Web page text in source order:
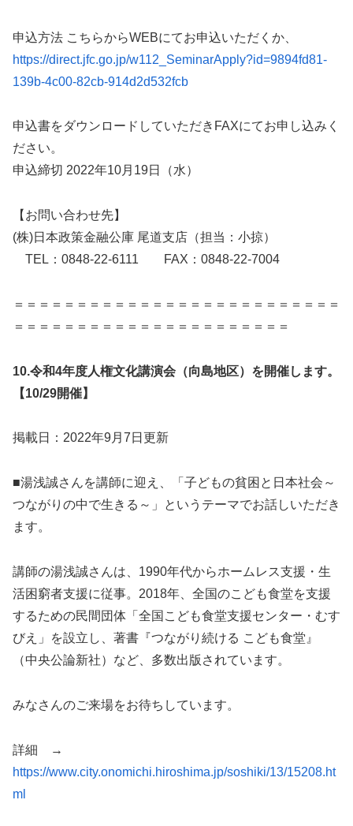
申込方法 こちらからWEBにてお申込いただくか、
https://direct.jfc.go.jp/w112_SeminarApply?id=9894fd81-
139b-4c00-82cb-914d2d532fcb
申込書をダウンロードしていただきFAXにてお申し込みく
ださい。
申込締切 2022年10月19日（水）
【お問い合わせ先】
(株)日本政策金融公庫 尾道支店（担当：小掠）
TEL：0848-22-6111 FAX：0848-22-7004
＝＝＝＝＝＝＝＝＝＝＝＝＝＝＝＝＝＝＝＝＝＝＝＝＝＝
＝＝＝＝＝＝＝＝＝＝＝＝＝＝＝＝＝＝＝＝＝＝
10.令和4年度人権文化講演会（向島地区）を開催します。
【10/29開催】
掲載日：2022年9月7日更新
■湯浅誠さんを講師に迎え、「子どもの貧困と日本社会～
つながりの中で生きる～」というテーマでお話しいただき
ます。
講師の湯浅誠さんは、1990年代からホームレス支援・生
活困窮者支援に従事。2018年、全国のこども食堂を支援
するための民間団体「全国こども食堂支援センター・むす
びえ」を設立し、著書『つながり続ける こども食堂』
（中央公論新社）など、多数出版されています。
みなさんのご来場をお待ちしています。
詳細 →
https://www.city.onomichi.hiroshima.jp/soshiki/13/15208.ht
ml